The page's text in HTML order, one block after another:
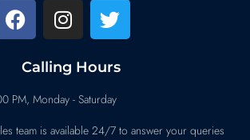
Calling Hours
PM, Monday - Saturday
team is available 24/7 to answer your queries